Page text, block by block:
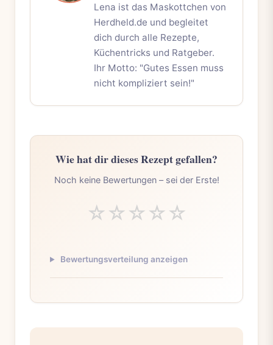
Lena ist das Maskottchen von
Herdheld.de und begleitet
dich durch alle Rezepte,
Küchentricks und Ratgeber.
Ihr Motto: "Gutes Essen muss
nicht kompliziert sein!"
Wie hat dir dieses Rezept gefallen?
Noch keine Bewertungen – sei der Erste!
☆☆☆☆☆
Bewertungsverteilung anzeigen